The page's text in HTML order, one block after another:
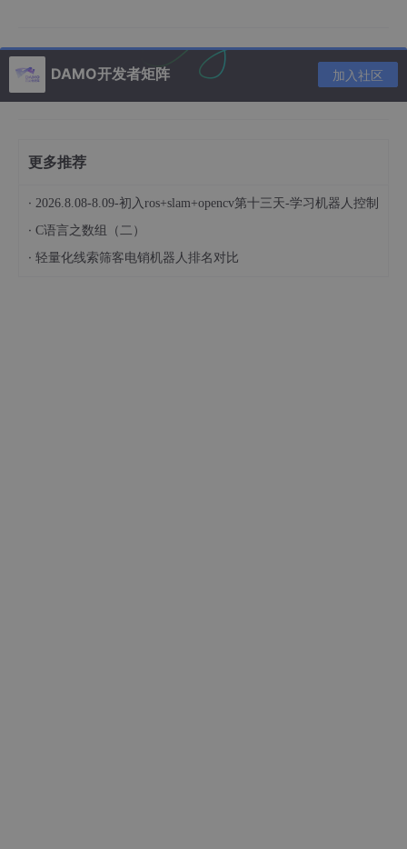
有问题可以关注博主
DAMO开发者矩阵 加入社区
更多推荐
· 2026.8.08-8.09-初入ros+slam+opencv第十三天-学习机器人控制
· C语言之数组（二）
· 轻量化线索筛客电销机器人排名对比